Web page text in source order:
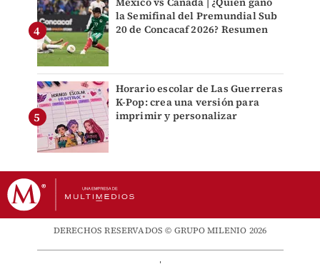
la Semifinal del Premundial Sub
20 de Concacaf 2026? Resumen
Horario escolar de Las Guerreras
K-Pop: crea una versión para
imprimir y personalizar
DERECHOS RESERVADOS © GRUPO MILENIO 2026